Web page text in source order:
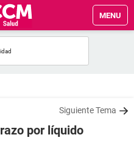
MENU
Siguiente Tema
por líquido